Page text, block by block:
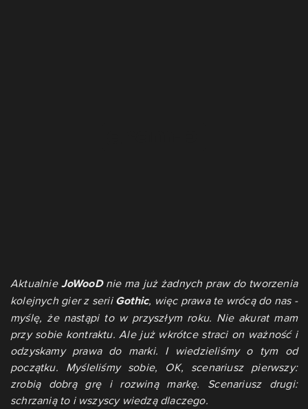
AktualnieJoWooDnie ma już żadnych praw do tworzenia
kolejnych gier z seriiGothic, więc prawa te wrócą do nas -
myślę, że nastąpi to w przyszłym roku. Nie akurat mam
przy sobie kontraktu. Ale już wkrótce straci on ważność i
odzyskamy prawa do marki. I wiedzieliśmy o tym od
początku. Myśleliśmy sobie, OK, scenariusz pierwszy:
zrobią dobrą grę i rozwiną markę. Scenariusz drugi:
schrzanią to i wszyscy wiedzą dlaczego.